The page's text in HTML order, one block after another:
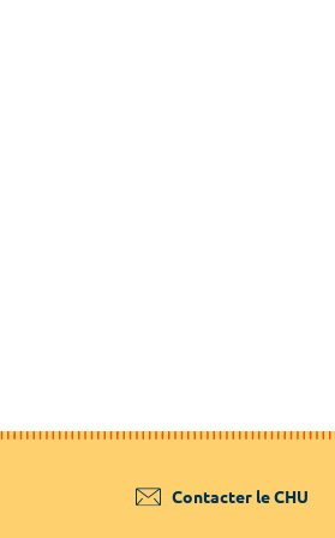
Contacter le CHU